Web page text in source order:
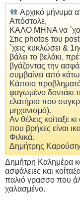
Αρχικό μήνυμα
Απόστολε,
ΚΑΛΟ ΜΗΝΑ να
Στις photos του
΄χεις κυκλώσει &
βάλει το βελάκι,
βγάζοντας την
συμβαίνει από
Κάποιο
φαγωμένο δοντάκι
ελατήριο που
μηχανισμό).
Αν θέλεις κοίταξε
που βρήκες είναι
Φιλικά.
Δημήτρης
Δημήτρη Καλημέρα
ασφάλειες και
παλιό γρασσο που
χαλασμένο.